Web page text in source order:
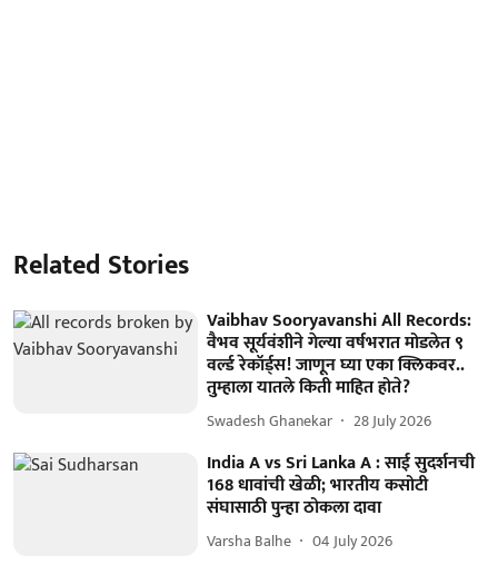
Related Stories
Vaibhav Sooryavanshi All Records:
वैभव सूर्यवंशीने गेल्या वर्षभरात मोडलेत ९
वर्ल्ड रेकॉर्ड्स! जाणून घ्या एका क्लिकवर..
तुम्हाला यातले किती माहित होते?
Swadesh Ghanekar 28 July 2026
India A vs Sri Lanka A : साई सुदर्शनची
168 धावांची खेळी; भारतीय कसोटी
संघासाठी पुन्हा ठोकला दावा
Varsha Balhe 04 July 2026